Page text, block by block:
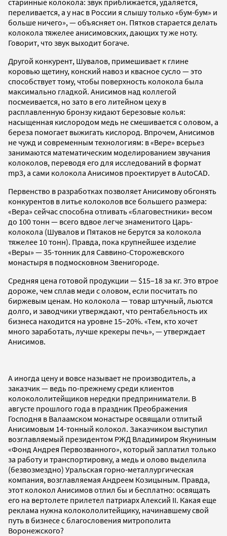
переливается, а у нас в России я слышу только «бум-бум» и
больше ничего», — объясняет он. Пятков старается делать
колокола тяжелее анисимовских, дающих ту же ноту.
Говорит, что звук выходит богаче.
Другой конкурент, Шувалов, примешивает к глине
коровью щетину, конский навоз и квасное сусло — это
способствует тому, чтобы поверхность колокола была
максимально гладкой. Анисимов над коллегой
посмеивается, но зато в его литейном цеху в
расплавленную бронзу кидают березовые колья:
насыщенная кислородом медь не смешивается с оловом, а
береза помогает выжигать кислород. Впрочем, Анисимов
не чужд и современным технологиям: в «Вере» всерьез
занимаются математическим моделированием звучания
колоколов, переводя его для исследований в формат
mp3, а сами колокола Анисимов проектирует в AutoCAD.
Первенство в разработках позволяет Анисимову обгонять
конкурентов в литье колоколов все большего размера:
«Вера» сейчас способна отливать «благовестники» весом
до 100 тонн — всего вдвое легче знаменитого Царь-
колокола (Шувалов и Пятаков не берутся за колокола
тяжелее 10 тонн). Правда, пока крупнейшее изделие
«Веры» — 35-тонник для Саввино-Сторожевского
монастыря в подмосковном Звенигороде.
Средняя цена готовой продукции — $15–18 за кг. Это втрое
дороже, чем сплав меди с оловом, если посчитать по
биржевым ценам. Но колокола — товар штучный, льются
долго, и заводчики утверждают, что рентабельность их
бизнеса находится на уровне 15–20%. «Тем, кто хочет
много заработать, лучше крекеры печь», — утверждает
Анисимов.
А иногда цену и вовсе называет не производитель, а
заказчик — ведь по-прежнему среди клиентов
колокололитейщиков нередки предприниматели. В
августе прошлого года в праздник Преображения
Господня в Валаамском монастыре освящали отлитый
Анисимовым 14-тонный колокол. Заказчиком выступил
возглавляемый президентом РЖД Владимиром Якуниным
«Фонд Андрея Первозванного», который заплатил только
за работу и транспортировку, а медь и олово выделила
(безвозмездно) Уральская горно-металлургическая
компания, возглавляемая Андреем Козицыным. Правда,
этот колокол Анисимов отлил бы и бесплатно: освящать
его на вертолете прилетел патриарх Алексий II. Какая еще
реклама нужна колокололитейщику, начинавшему свой
путь в бизнесе с благословения митрополита
Воронежского?